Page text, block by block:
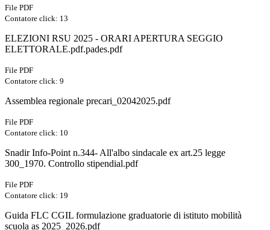
File PDF
Contatore click: 13
ELEZIONI RSU 2025 - ORARI APERTURA SEGGIO
ELETTORALE.pdf.pades.pdf
File PDF
Contatore click: 9
Assemblea regionale precari_02042025.pdf
File PDF
Contatore click: 10
Snadir Info-Point n.344- All'albo sindacale ex art.25 legge
300_1970. Controllo stipendial.pdf
File PDF
Contatore click: 19
Guida FLC CGIL formulazione graduatorie di istituto mobilità
scuola as 2025_2026.pdf